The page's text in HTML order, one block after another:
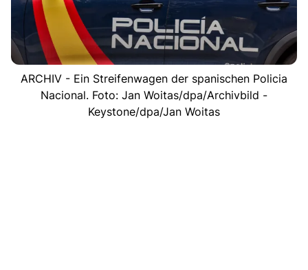
ARCHIV - Ein Streifenwagen der spanischen Policia
Nacional. Foto: Jan Woitas/dpa/Archivbild -
Keystone/dpa/Jan Woitas